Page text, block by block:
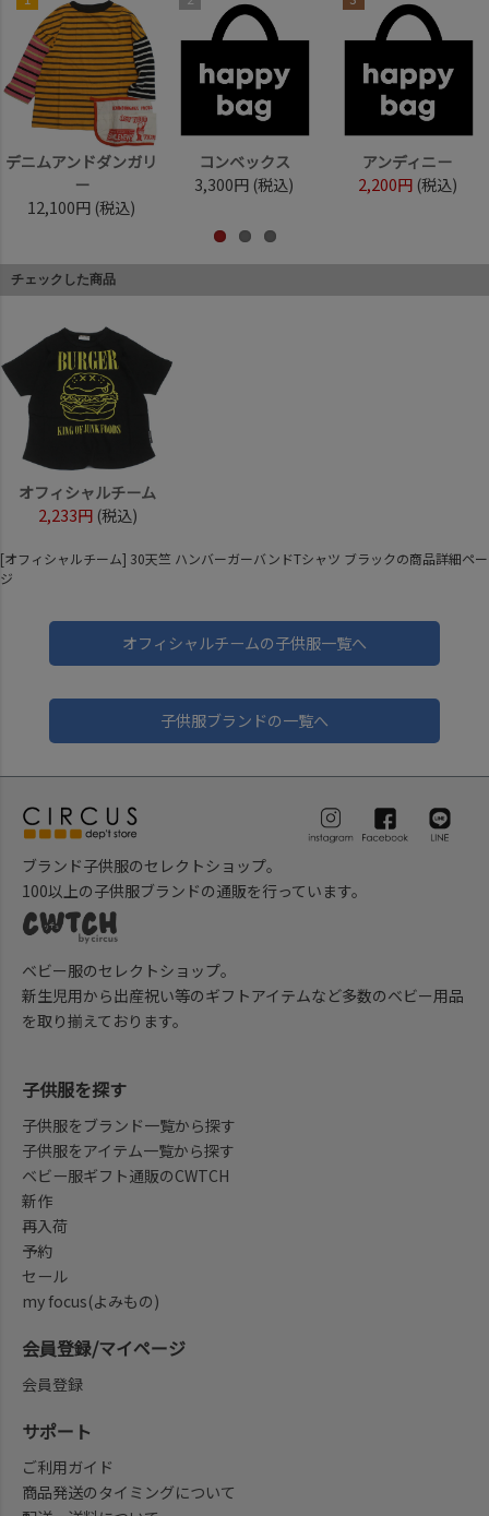
デニムアンドダンガリ
ー
12,100円 (税込)
コンベックス
3,300円 (税込)
アンディニー
2,200円 (税込)
チェックした商品
オフィシャルチーム
2,233円 (税込)
[オフィシャルチーム] 30天竺 ハンバーガーバンドTシャツ ブラックの商品詳細ペー
ジ
オフィシャルチームの子供服一覧へ
子供服ブランドの一覧へ
ブランド子供服のセレクトショップ。
100以上の子供服ブランドの通販を行っています。
ベビー服のセレクトショップ。
新生児用から出産祝い等のギフトアイテムなど多数のベビー用品
を取り揃えております。
子供服を探す
子供服をブランド一覧から探す
子供服をアイテム一覧から探す
ベビー服ギフト通販のCWTCH
新作
再入荷
予約
セール
my focus(よみもの)
会員登録/マイページ
会員登録
サポート
ご利用ガイド
商品発送のタイミングについて